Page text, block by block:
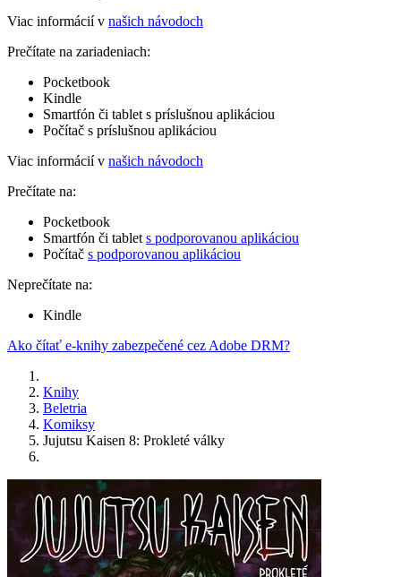
Viac informácií v našich návodoch
Prečítate na zariadeniach:
Pocketbook
Kindle
Smartfón či tablet s príslušnou aplikáciou
Počítač s príslušnou aplikáciou
Viac informácií v našich návodoch
Prečítate na:
Pocketbook
Smartfón či tablet s podporovanou aplikáciou
Počítač s podporovanou aplikáciou
Neprečítate na:
Kindle
Ako čítať e-knihy zabezpečené cez Adobe DRM?
Knihy
Beletria
Komiksy
Jujutsu Kaisen 8: Prokleté války